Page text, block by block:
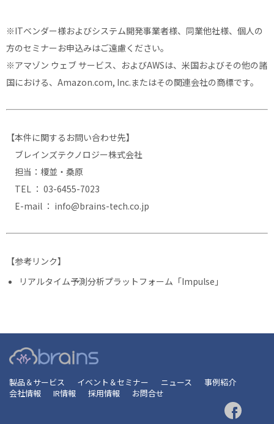
※ITベンダー様およびシステム開発事業者様、同業他社様、個人の
方のセミナーお申込みはご遠慮ください。
※アマゾン ウェブ サービス、およびAWSは、米国およびその他の諸
国における、Amazon.com, Inc.またはその関連会社の商標です。
【本件に関するお問い合わせ先】
ブレインズテクノロジー株式会社
担当：榎並・桑原
TEL ： 03-6455-7023
E-mail ： info@brains-tech.co.jp
【参考リンク】
リアルタイム予測分析プラットフォーム「Impulse」
製品＆サービス イベント＆セミナー ニュース
事例紹介
会社情報
IR情報 採用情報 お問合せ